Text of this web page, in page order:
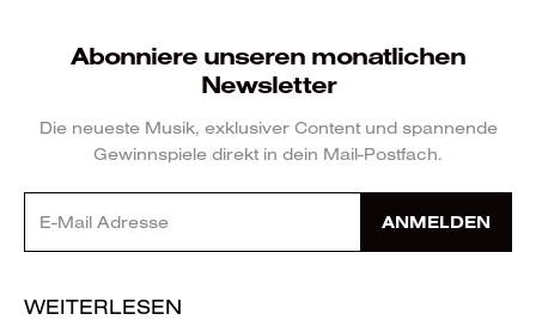
Abonniere unseren monatlichen
Newsletter
Die neueste Musik, exklusiver Content und spannende
Gewinnspiele direkt in dein Mail-Postfach.
ANMELDEN
WEITERLESEN